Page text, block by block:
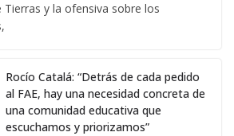
Tierras y la ofensiva sobre los
Rocío Catalá: “Detrás de cada pedido
al FAE, hay una necesidad concreta de
una comunidad educativa que
escuchamos y priorizamos”